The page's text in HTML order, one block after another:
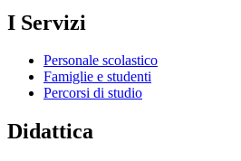
I Servizi
Personale scolastico
Famiglie e studenti
Percorsi di studio
Didattica